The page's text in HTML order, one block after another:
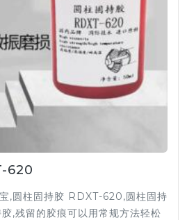
620
,圆柱固持胶 RDXT-620,圆柱固持
,残留的胶痕可以用常规方法轻松